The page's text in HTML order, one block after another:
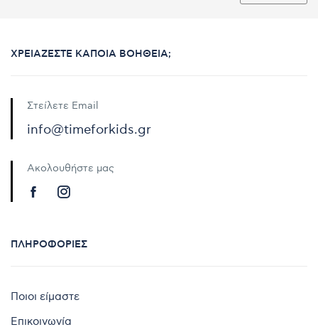
ΧΡΕΙΆΖΕΣΤΕ ΚΆΠΟΙΑ ΒΟΉΘΕΙΑ;
Στείλετε Email
info@timeforkids.gr
Ακολουθήστε μας
ΠΛΗΡΟΦΟΡΊΕΣ
Ποιοι είμαστε
Επικοινωνία